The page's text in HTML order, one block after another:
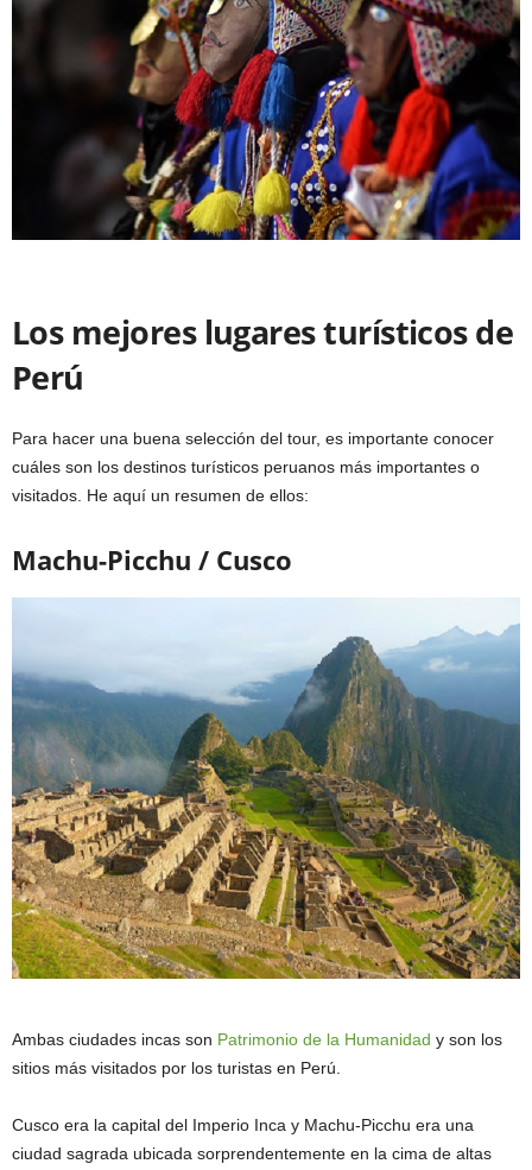
Los mejores lugares turísticos de
Perú
Para hacer una buena selección del tour, es importante conocer
cuáles son los destinos turísticos peruanos más importantes o
visitados. He aquí un resumen de ellos:
Machu-Picchu / Cusco
Ambas ciudades incas son Patrimonio de la Humanidad y son los
sitios más visitados por los turistas en Perú.
Cusco era la capital del Imperio Inca y Machu-Picchu era una
ciudad sagrada ubicada sorprendentemente en la cima de altas